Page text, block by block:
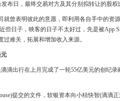
布日，最终交易对方及其分别拟转让的股权
就曾表明彼此的意愿，即利用各自手中的资
些日子，映客的日子不太好过，先是被App
难关，拓展和增加收入来源。
滴出行在上月完成了一轮55亿美元的创纪
提交的文件，软银资本向小桔快智(滴滴